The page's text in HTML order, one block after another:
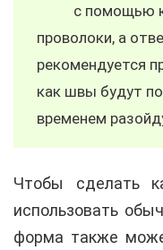
с помощью
проволоки, а
рекомендуется
как швы будут
временем
Чтобы сделать
использовать
форма также